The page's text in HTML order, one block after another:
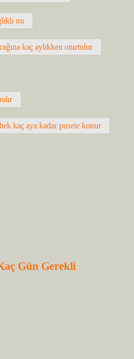
mı
kaç aylıkken oturtulur
kaç aya kadar pusete konur
Gün Gerekli